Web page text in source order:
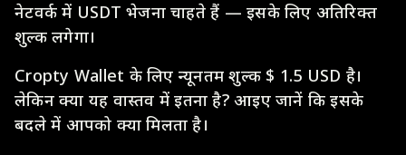
नेटवर्क में USDT भेजना चाहते हैं — इसके लिए अतिरिक्त
शुल्क लगेगा।
Cropty Wallet के लिए न्यूनतम शुल्क $ 1.5 USD है।
लेकिन क्या यह वास्तव में इतना है? आइए जानें कि इसके
बदले में आपको क्या मिलता है।